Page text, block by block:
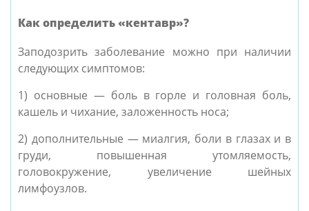
Как определить «кентавр»?
Заподозрить заболевание можно при наличии
следующих симптомов:
1) основные — боль в горле и головная боль,
кашель и чихание, заложенность носа;
2) дополнительные — миалгия, боли в глазах и в
груди, повышенная утомляемость,
головокружение, увеличение шейных
лимфоузлов.